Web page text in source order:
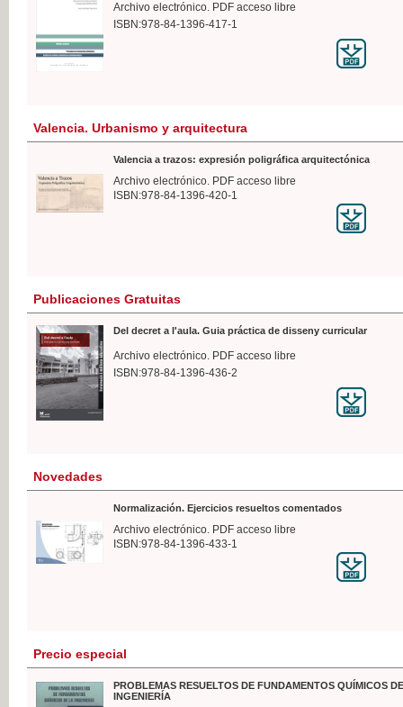
Archivo electrónico. PDF acceso libre
ISBN:978-84-1396-417-1
Valencia. Urbanismo y arquitectura
Valencia a trazos: expresión poligráfica arquitectónica
Archivo electrónico. PDF acceso libre
ISBN:978-84-1396-420-1
Publicaciones Gratuitas
Del decret a l'aula. Guia práctica de disseny curricular
Archivo electrónico. PDF acceso libre
ISBN:978-84-1396-436-2
Novedades
Normalización. Ejercicios resueltos comentados
Archivo electrónico. PDF acceso libre
ISBN:978-84-1396-433-1
Precio especial
PROBLEMAS RESUELTOS DE FUNDAMENTOS QUÍMICOS
INGENIERÍA